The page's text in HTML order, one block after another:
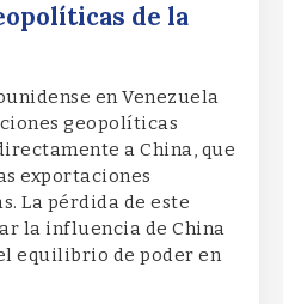
de la
en Venezuela
geopolíticas
a China, que
exportaciones
La pérdida de este
la influencia de China
equilibrio de poder en